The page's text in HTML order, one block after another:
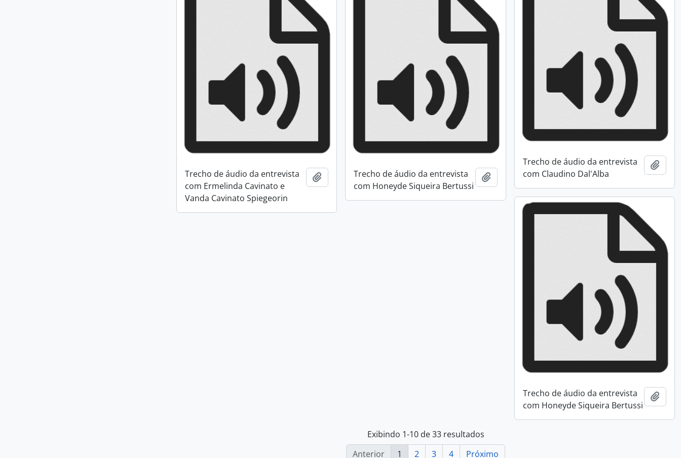
Trecho de áudio da entrevista
com Claudino Dal'Alba
Trecho de áudio da entrevista
com Ermelinda Cavinato e
Vanda Cavinato Spiegeorin
Adicionar a área de transferência
Trecho de áudio da entrevista
com Honeyde Siqueira Bertussi
Adicionar a área de transferência
Trecho de áudio da entrevista
com Honeyde Siqueira Bertussi
Exibindo 1-10 de 33 resultados
Anterior
1 2 3 4 Próximo